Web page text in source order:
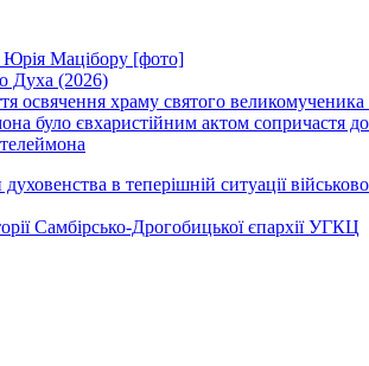
Юрія Мацібору [фото]
Духа (2026)
освячення храму святого
було євхаристійним актом сопричастя
в теперішній ситуації
Самбірсько-Дрогобицької єпархії УГКЦ